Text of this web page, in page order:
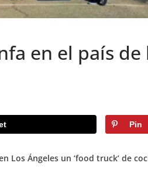
en el país de
Pin
Los Ángeles un ‘food truck’ de